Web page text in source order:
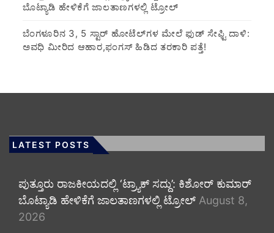
ಬೊಟ್ಯಾಡಿ ಹೇಳಿಕೆಗೆ ಜಾಲತಾಣಗಳಲ್ಲಿ ಟ್ರೋಲ್
​ಬೆಂಗಳೂರಿನ 3, 5 ಸ್ಟಾರ್ ಹೋಟೆಲ್‌ಗಳ ಮೇಲೆ ಫುಡ್ ಸೇಫ್ಟಿ ದಾಳಿ:
ಅವಧಿ ಮೀರಿದ ಆಹಾರ,ಫಂಗಸ್ ಹಿಡಿದ ತರಕಾರಿ ಪತ್ತೆ!
LATEST POSTS
ಪುತ್ತೂರು ರಾಜಕೀಯದಲ್ಲಿ ‘ಟ್ರ್ಯಾಕ್ ಸದ್ದು’: ಕಿಶೋರ್ ಕುಮಾರ್
ಬೊಟ್ಯಾಡಿ ಹೇಳಿಕೆಗೆ ಜಾಲತಾಣಗಳಲ್ಲಿ ಟ್ರೋಲ್ August 8,
2026